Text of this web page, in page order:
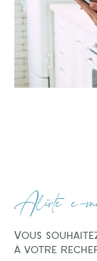
Alerte e-
Vous
à votre